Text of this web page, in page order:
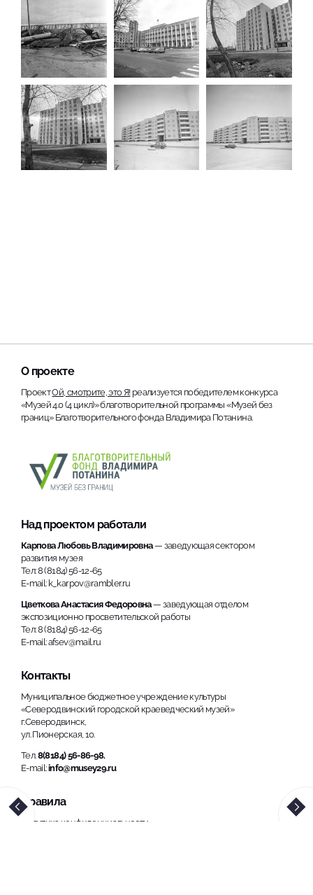
О проекте
ПроектОй, смотрите, это Я! реализуется победителем конкурса
«Музей 4.0 (4 цикл)» благотворительной программы «Музей без
границ» Благотворительного фонда Владимира Потанина.
Над проектом работали
Карпова Любовь Владимировна— заведующая сектором
развития музея
Тел: 8 (8184) 56-12-65
E-mail: k_karpov@rambler.ru
Цветкова Анастасия Федоровна— заведующая отделом
экспозиционно просветительской работы
Тел: 8 (8184) 56-12-65
E-mail: afsev@mail.ru
Контакты
Муниципальное бюджетное учреждение культуры
«Северодвинский городской краеведческий музей»
г.Северодвинск,
ул. Пионерская, 10.
Тел.8(8184) 56-86-98.
E-mail:info@musey29.ru
Правила
Политика конфиденциальности